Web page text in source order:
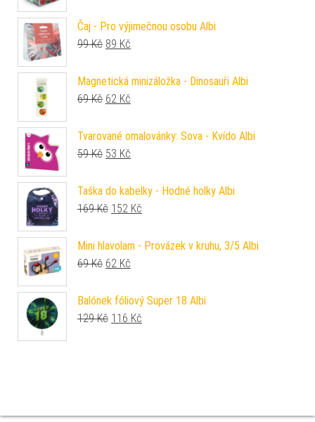
Čaj - Pro výjimečnou osobu Albi
99Kč Původní cena byla: 99 Kč.
89 Kč
Magnetická minizáložka - Dinosauři Albi
69Kč Původní cena byla: 69 Kč.
62 Kč
Tvarované omalovánky: Sova - Kvído Albi
59Kč Původní cena byla: 59 Kč.
53 Kč
Taška do kabelky - Hodné holky Albi
169Kč Původní cena byla: 169 Kč.
152 Kč
Mini hlavolam - Provázek v kruhu, 3/5 Albi
69Kč Původní cena byla: 69 Kč.
62 Kč
Balónek fóliový Super 18 Albi
129Kč Původní cena byla: 129 Kč.
116 Kč